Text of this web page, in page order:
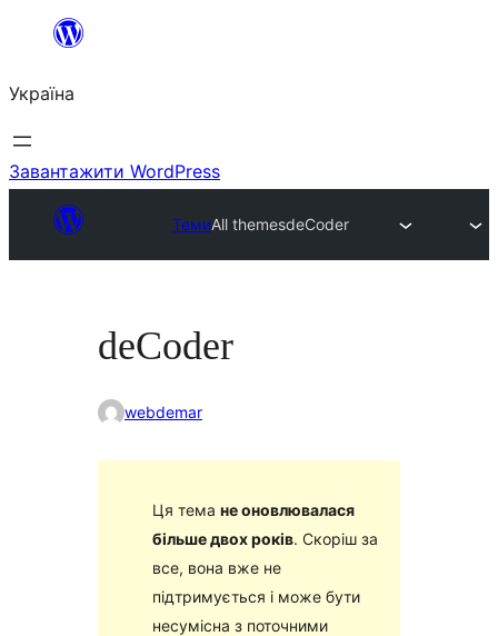
Перейти
вмісту
Україна
Завантажити WordPress
ТемиAll themesdeCoder
deCoder
webdemar
Ця тема не оновлювалася
більше двох років. Скоріш за
все, вона вже не
підтримується і може бути
несумісна з поточними